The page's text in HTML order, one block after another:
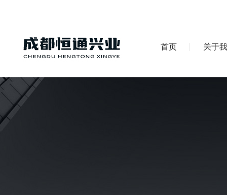
首页 关于